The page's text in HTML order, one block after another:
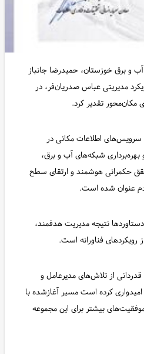
و برق خوزستان، حمیدرضا جانباز
مدیریتی عباس صدریان‌فر، در
مکان‌محور تقدیر کرد.
سرویس‌های اطلاعات مکانی در
بهره‌برداری شبکه‌های آب و برق،
حکمرانی هوشمند و ارتقای سطح
عنوان شده است.
نتیجه مدیریت هدفمند،
فناورانه است.
از تلاش‌های مدیرعامل و
کرده است مسیر آغازشده با
بیشتر برای این مجموعه